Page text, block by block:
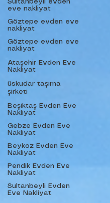
Sultanbeyli evden
eve nakliyat
Göztepe evden eve
nakliyat
Göztepe evden eve
nakliyat
Ataşehir Evden Eve
Nakliyat
üskudar taşıma
şirketi
Beşiktaş Evden Eve
Nakliyat
Gebze Evden Eve
Nakliyat
Beykoz Evden Eve
Nakliyat
Pendik Evden Eve
Nakliyat
Sultanbeyli Evden
Eve Nakliyat